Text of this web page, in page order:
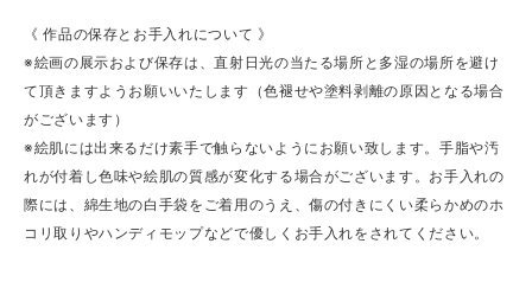
《 作品の保存とお手入れについて 》
※絵画の展示および保存は、直射日光の当たる場所と多湿の場所を避け
て頂きますようお願いいたします（色褪せや塗料剥離の原因となる場合
がございます）
※絵肌には出来るだけ素手で触らないようにお願い致します。手脂や汚
れが付着し色味や絵肌の質感が変化する場合がございます。お手入れの
際には、綿生地の白手袋をご着用のうえ、傷の付きにくい柔らかめのホ
コリ取りやハンディモップなどで優しくお手入れをされてください。